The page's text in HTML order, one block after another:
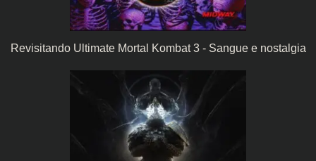
Revisitando Ultimate Mortal Kombat 3 - Sangue e nostalgia